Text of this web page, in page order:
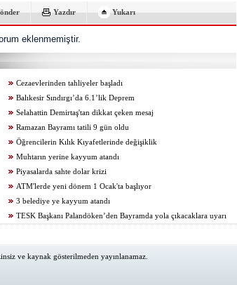
Yazdır Yukarı
eklenmemiştir.
Cezaevlerinden tahliyeler başladı
Balıkesir Sındırgı’da 6.1’lik Deprem
Selahattin Demirtaş'tan dikkat çeken mesaj
Ramazan Bayramı tatili 9 gün oldu
Öğrencilerin Kılık Kıyafetlerinde değişiklik
Muhtarın yerine kayyum atandı
Piyasalarda sahte dolar krizi
ATM'lerde yeni dönem 1 Ocak'ta başlıyor
3 belediye ye kayyum atandı
TESK Başkanı Palandöken’den Bayramda yola çıkacaklara uyarı
ve kaynak gösterilmeden yayınlanamaz.